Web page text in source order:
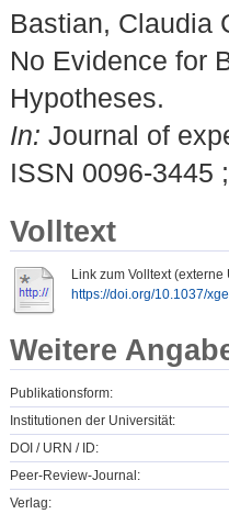
Bastian, Claudia
No Evidence for
Hypotheses.
In: Journal of
ISSN 0096-3445
Volltext
Link zum Volltext (externe
https://doi.org/10.1037/
Weitere
Publikationsform:
Institutionen der Universität:
DOI / URN / ID:
Peer-Review-Journal:
Verlag: